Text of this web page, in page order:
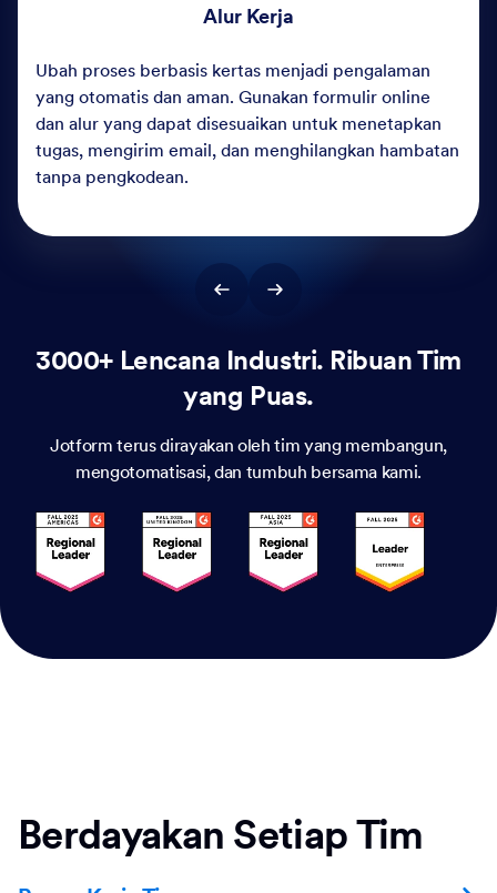
3000+ Lencana Industri. Ribuan Tim
yang Puas.
Jotform terus dirayakan oleh tim yang membangun,
mengotomatisasi, dan tumbuh bersama kami.
Berdayakan Setiap Tim